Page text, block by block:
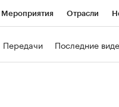
Мероприятия Отрасли
Передачи Последние